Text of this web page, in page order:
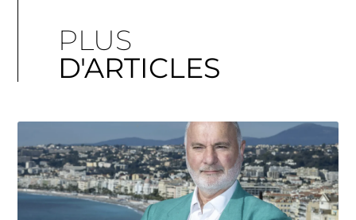
PLUS
D'ARTICLES